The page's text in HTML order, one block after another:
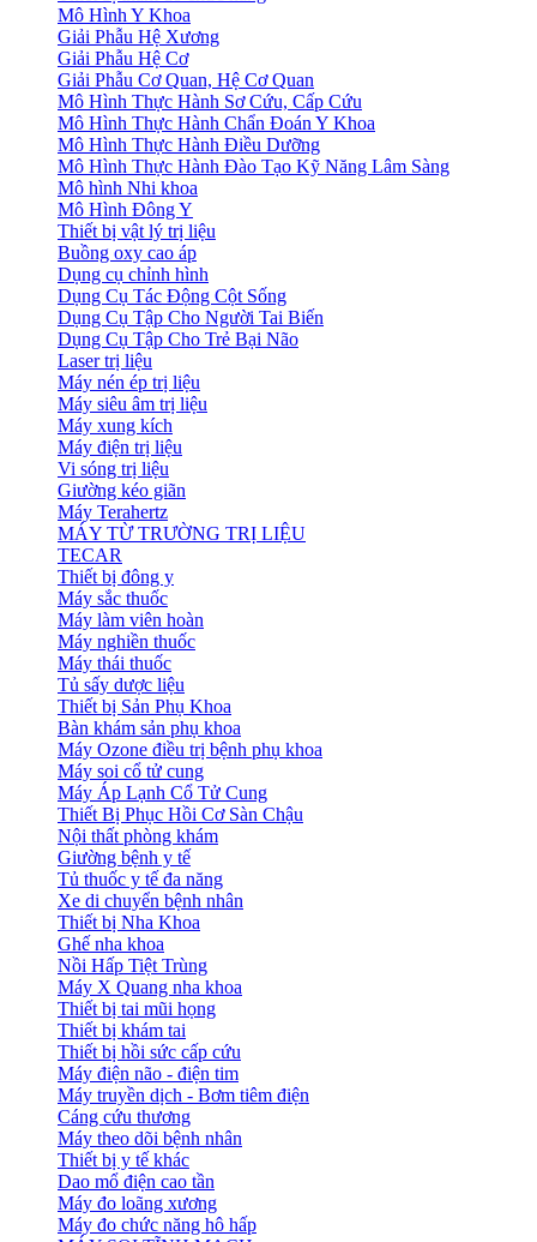
Mô Hình Y Khoa
Giải Phẫu Hệ Xương
Giải Phẫu Hệ Cơ
Giải Phẫu Cơ Quan, Hệ Cơ Quan
Mô Hình Thực Hành Sơ Cứu, Cấp Cứu
Mô Hình Thực Hành Chẩn Đoán Y Khoa
Mô Hình Thực Hành Điều Dưỡng
Mô Hình Thực Hành Đào Tạo Kỹ Năng Lâm Sàng
Mô hình Nhi khoa
Mô Hình Đông Y
Thiết bị vật lý trị liệu
Buồng oxy cao áp
Dụng cụ chỉnh hình
Dụng Cụ Tác Động Cột Sống
Dụng Cụ Tập Cho Người Tai Biến
Dụng Cụ Tập Cho Trẻ Bại Não
Laser trị liệu
Máy nén ép trị liệu
Máy siêu âm trị liệu
Máy xung kích
Máy điện trị liệu
Vi sóng trị liệu
Giường kéo giãn
Máy Terahertz
MÁY TỪ TRƯỜNG TRỊ LIỆU
TECAR
Thiết bị đông y
Máy sắc thuốc
Máy làm viên hoàn
Máy nghiền thuốc
Máy thái thuốc
Tủ sấy dược liệu
Thiết bị Sản Phụ Khoa
Bàn khám sản phụ khoa
Máy Ozone điều trị bệnh phụ khoa
Máy soi cổ tử cung
Máy Áp Lạnh Cổ Tử Cung
Thiết Bị Phục Hồi Cơ Sàn Chậu
Nội thất phòng khám
Giường bệnh y tế
Tủ thuốc y tế đa năng
Xe di chuyển bệnh nhân
Thiết bị Nha Khoa
Ghế nha khoa
Nồi Hấp Tiệt Trùng
Máy X Quang nha khoa
Thiết bị tai mũi họng
Thiết bị khám tai
Thiết bị hồi sức cấp cứu
Máy điện não - điện tim
Máy truyền dịch - Bơm tiêm điện
Cáng cứu thương
Máy theo dõi bệnh nhân
Thiết bị y tế khác
Dao mổ điện cao tần
Máy đo loãng xương
Máy đo chức năng hô hấp